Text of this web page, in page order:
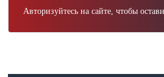
Авторизуйтесь на сайте, чтобы